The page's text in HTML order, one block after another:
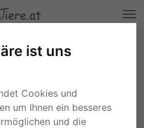
ist uns
Cookies und
um Ihnen ein besseres
und die
mit großem
Rüde Bilder